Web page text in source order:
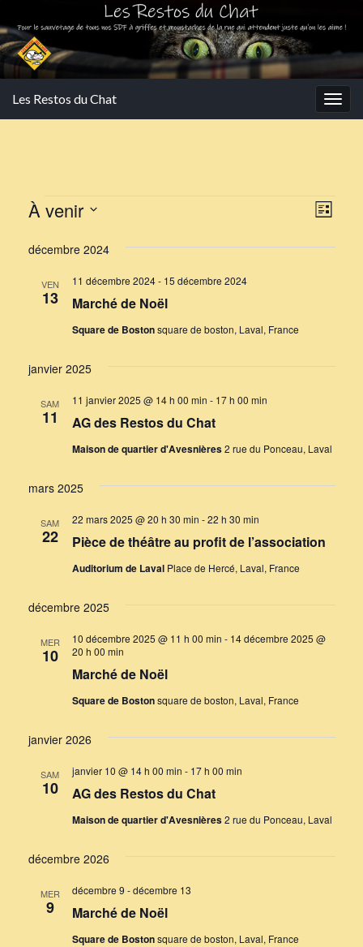
Les Restos du Chat
Évènements
vues
Liste
À venir
une
décembre 2024
VEN
13 Marché de Noël
11 décembre 2024- 15 décembre 2024
Square de Bostonsquare de boston, Laval, France
janvier 2025
SAM
11 AG des Restos du Chat
11 janvier 2025 @ 14 h 00 min - 17 h 00 min
Maison de quartier d'Avesnières2 rue du Ponceau, Laval
mars 2025
SAM
22 Pièce de théâtre au profit de l’association
22 mars 2025 @ 20 h 30 min -22 h 30 min
Auditorium de Laval Place de Hercé, Laval, France
décembre 2025
MER
10
Marché de Noël
10 décembre 2025 @ 11 h 00 min - 14 décembre 2025 @
20 h 00 min
Square de Bostonsquare de boston, Laval, France
janvier 2026
SAM
10 AG des Restos du Chat
janvier 10 @ 14 h 00 min - 17 h 00 min
Maison de quartier d'Avesnières2 rue du Ponceau, Laval
décembre 2026
MER
9 Marché de Noël
décembre 9 -décembre 13
Square de Bostonsquare de boston, Laval, France